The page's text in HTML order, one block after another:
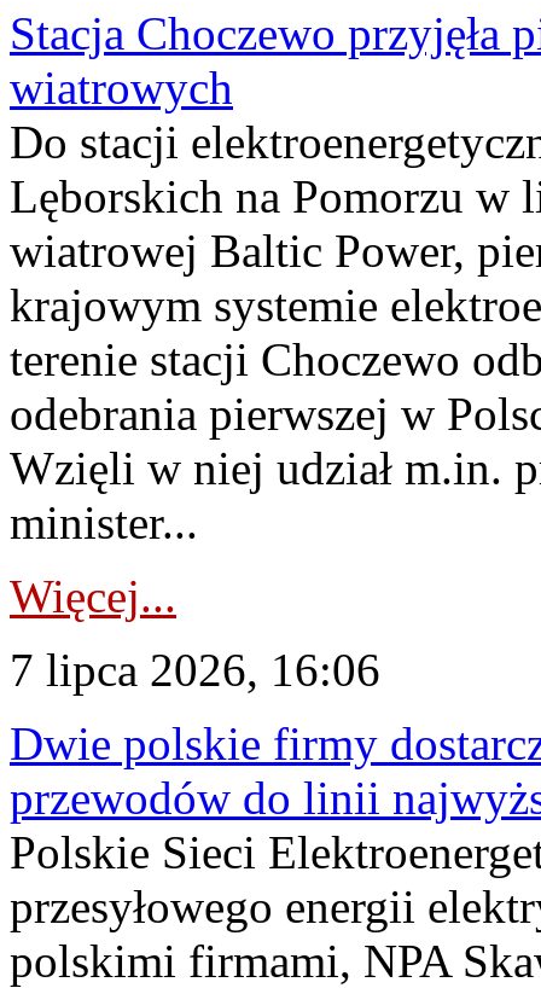
Stacja Choczewo przyjęła
wiatrowych
Do stacji
Lęborskich na Pomorzu w
wiatrowej Baltic Power,
krajowym systemie
terenie stacji Choczewo
odebrania pierwszej w
Wzięli w niej udział m.in.
minister...
Więcej...
7 lipca 2026, 16:06
Dwie polskie firmy
przewodów do linii
Polskie Sieci
przesyłowego energii
polskimi firmami, NPA